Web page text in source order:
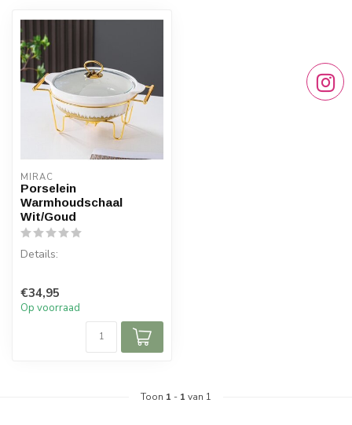
MIRAC
Porselein
Warmhoudschaal
Wit/Goud
Details:
Afmeting: 23x30 cm
Materiaal: Porselein
€34,95
Op voorraad
Toon 1 - 1 van 1